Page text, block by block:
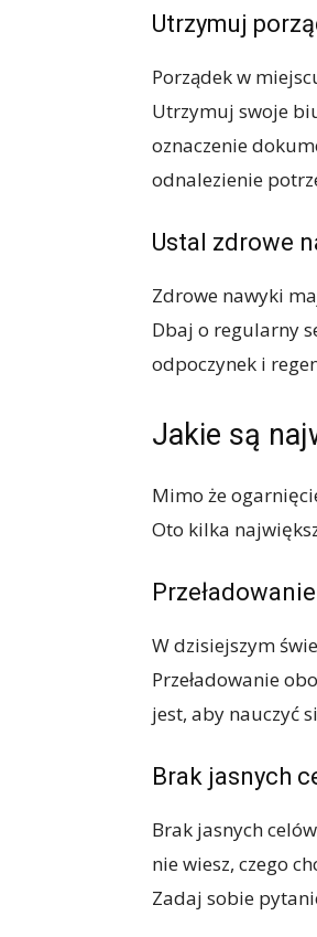
Utrzymuj
Porządek w
Utrzymuj swoje
oznaczenie
odnalezienie
Ustal zdrowe
Zdrowe nawyki
Dbaj o regularny
odpoczynek i
Jakie są
Mimo że
Oto kilka
W dzisiejszym
Przeładowanie
jest, aby nauczyć
Brak jasnych
Brak jasnych
nie wiesz, czego
Zadaj sobie